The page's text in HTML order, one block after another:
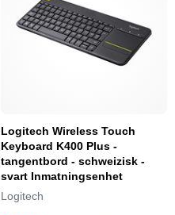
Logitech Wireless Touch
Keyboard K400 Plus -
tangentbord - schweizisk -
svart Inmatningsenhet
Logitech